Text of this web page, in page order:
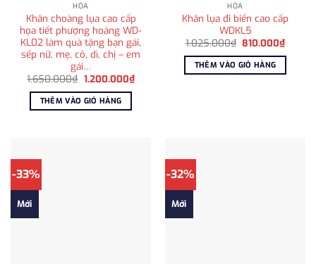
HỎA
Khăn choàng lụa cao cấp
họa tiết phượng hoàng WD-
KL02 làm quà tặng bạn gái,
sếp nữ, mẹ, cô, dì, chị – em
gái…
1.650.000₫ Giá
là:
1.650.000₫.
1.200.000₫Giá
hiện
THÊM VÀO GIỎ HÀNG
HỎA
Khăn lụa đi biển cao cấp
WDKL5
1.025.000₫ Giá
là:
1.025.000₫.
810.000₫Giá
hiện
tại
THÊM VÀO GIỎ HÀNG
-33%
Mới
-32%
Mới